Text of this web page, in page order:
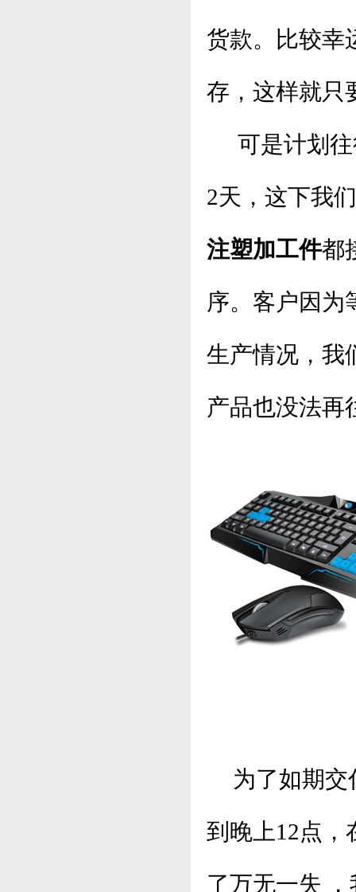
货款。比较幸
存，这样就只
可是计划往
2天，这下我
注塑加工件都
序。客户因为
生产情况，我
产品也没法再
为了如期交
到晚上12点，
了万无一失